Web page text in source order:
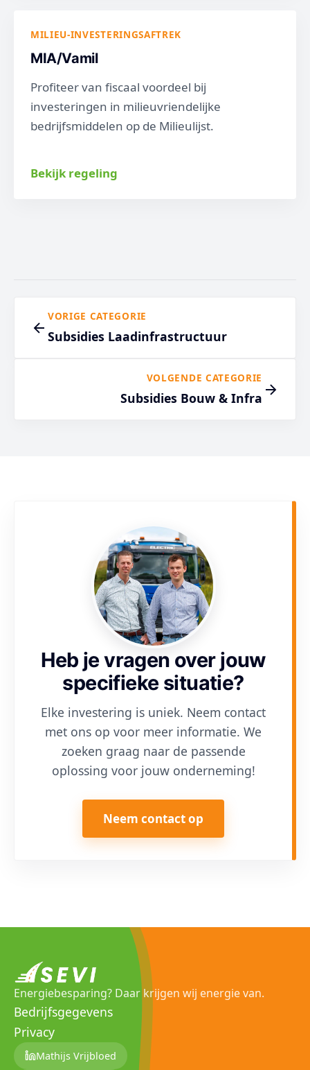
MILIEU-INVESTERINGSAFTREK
MIA/Vamil
Profiteer van fiscaal voordeel bij
investeringen in milieuvriendelijke
bedrijfsmiddelen op de Milieulijst.
Bekijk regeling
VORIGE CATEGORIE
Subsidies Laadinfrastructuur
VOLGENDE CATEGORIE
Subsidies Bouw & Infra
Heb je vragen over jouw
specifieke situatie?
Elke investering is uniek. Neem contact
met ons op voor meer informatie. We
zoeken graag naar de passende
oplossing voor jouw onderneming!
Neem contact op
Energiebesparing? Daar krijgen wij energie van.
Bedrijfsgegevens
Privacy
Mathijs Vrijbloed